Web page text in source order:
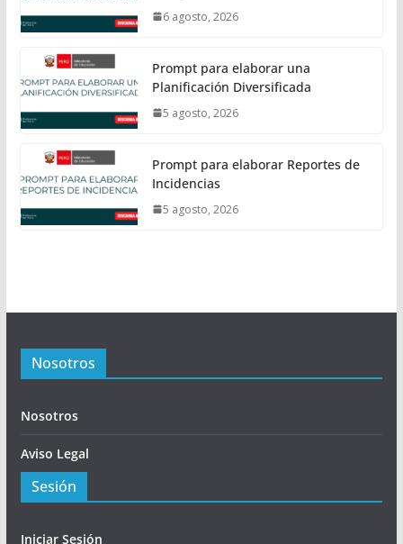
6 agosto, 2026
Prompt para elaborar una
Planificación Diversificada
5 agosto, 2026
Prompt para elaborar Reportes de
Incidencias
5 agosto, 2026
Nosotros
Nosotros
Aviso Legal
Sesión
Iniciar Sesión